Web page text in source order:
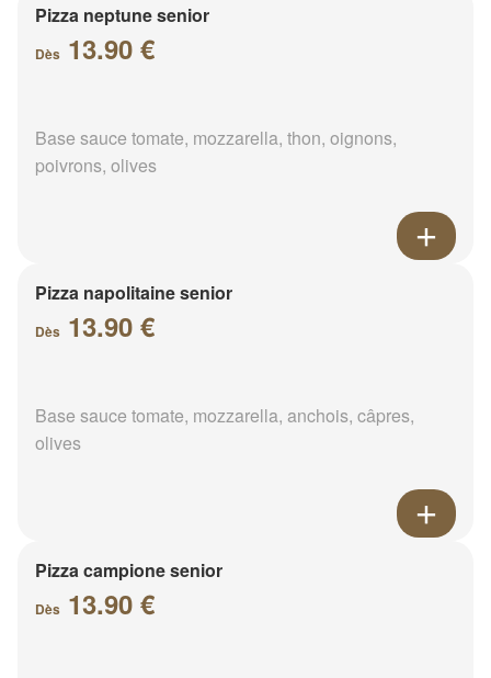
Pizza neptune senior
Dès 13.90 €
Base sauce tomate, mozzarella, thon, oignons,
poivrons, olives
Pizza napolitaine senior
Dès 13.90 €
Base sauce tomate, mozzarella, anchois, câpres,
olives
Pizza campione senior
Dès 13.90 €